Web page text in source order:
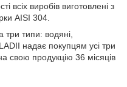
всіх виробів виготовлені з
AISI 304.
типи: водяні,
надає покупцям усі три
свою продукцію 36 місяців